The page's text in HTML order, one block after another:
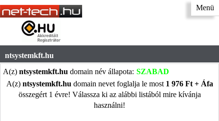
Menü
ntsystemkft.hu
A(z) ntsystemkft.hu domain név állapota: SZABAD
A(z) ntsystemkft.hu domain nevet foglalja le most 1 976 Ft + Áfa
összegért 1 évre! Válassza ki az alábbi listából mire kívánja
használni!